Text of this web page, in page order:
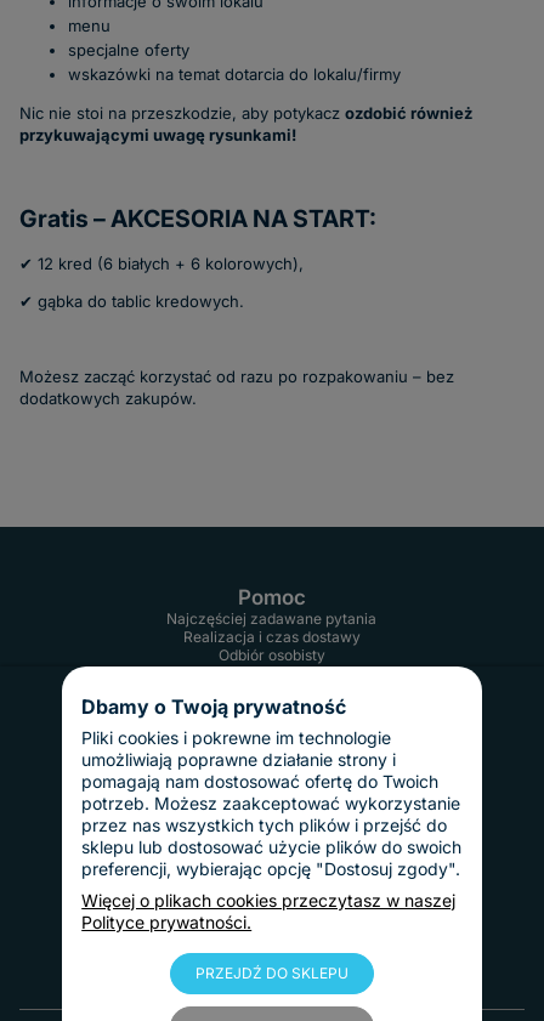
menu
specjalne oferty
wskazówki na temat dotarcia do lokalu/firmy
Nic nie stoi na przeszkodzie, aby potykacz ozdobić również
przykuwającymi uwagę rysunkami!
Gratis – AKCESORIA NA START:
✔ 12 kred (6 białych + 6 kolorowych),
✔ gąbka do tablic kredowych.
Możesz zacząć korzystać od razu po rozpakowaniu – bez
dodatkowych zakupów.
Pomoc
Najczęściej zadawane pytania
Realizacja i czas dostawy
Odbiór osobisty
Twoje konto
Informacje
Regulamin
Reklamacje i zwroty
Gwarancja
Polityka prywatności
Dostawy i płatności
Koszty dostawy
InPost Pay
Sposoby płatności
O nas
Kontakt
Informacje o firmie
Nasze realizacje
Blog
Dbamy o Twoją prywatność
Pliki cookies i pokrewne im technologie
umożliwiają poprawne działanie strony i
pomagają nam dostosować ofertę do Twoich
potrzeb. Możesz zaakceptować wykorzystanie
przez nas wszystkich tych plików i przejść do
sklepu lub dostosować użycie plików do swoich
preferencji, wybierając opcję "Dostosuj zgody".
Więcej o plikach cookies przeczytasz w naszej
Polityce prywatności.
PRZEJDŹ DO SKLEPU